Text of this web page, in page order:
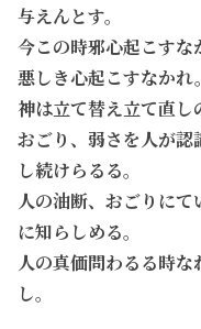
与えんとす。
今この時邪心起こすな
悪しき心起こすなかれ。
神は立て替え立て直し
おごり、弱さを人が認
し続けらるる。
人の油断、おごりに
に知らしめる。
人の真価問わるる時
し。